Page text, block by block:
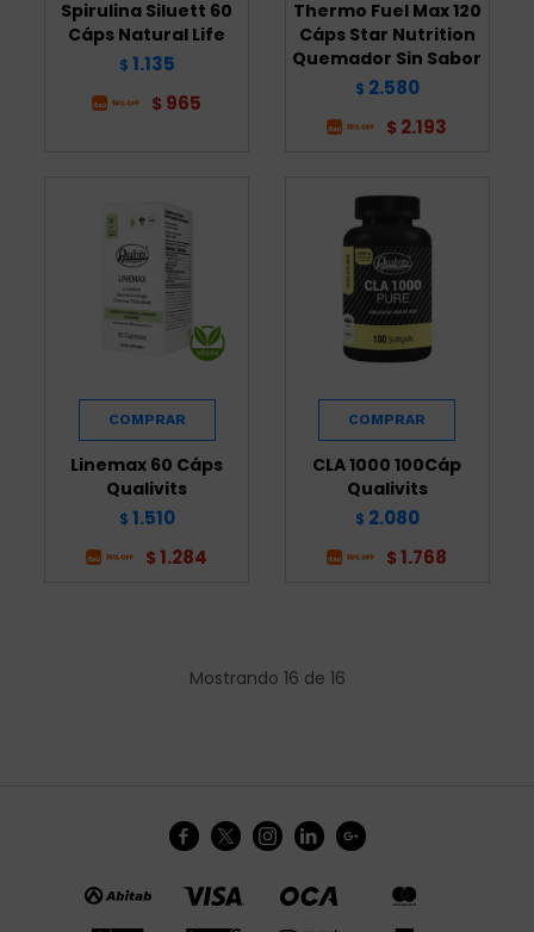
Spirulina Siluett 60
Cáps Natural Life
$ 1.135
$ 965
Thermo Fuel Max 120
Cáps Star Nutrition
Quemador Sin Sabor
$ 2.580
$ 2.193
Linemax 60 Cáps
Qualivits
$ 1.510
$ 1.284
CLA 1000 100Cáp
Qualivits
$ 2.080
$ 1.768
Mostrando 16 de 16
    